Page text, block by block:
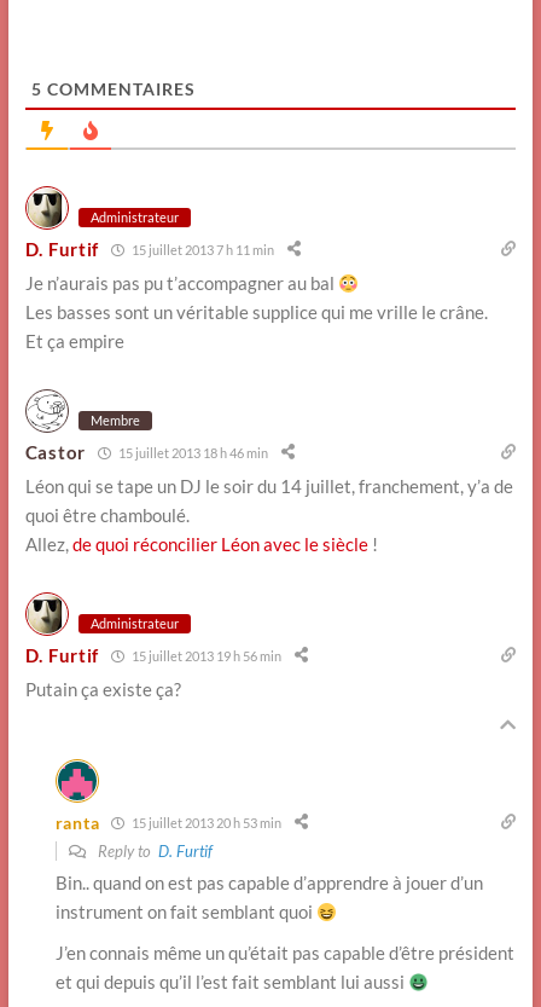
5 COMMENTAIRES
Administrateur
D. Furtif 15 juillet 2013 7 h 11 min
Je n’aurais pas pu t’accompagner au bal
Les basses sont un véritable supplice qui me vrille le crâne.
Et ça empire
Membre
Castor 15 juillet 2013 18 h 46 min
Léon qui se tape un DJ le soir du 14 juillet, franchement, y’a de
quoi être chamboulé.
Allez,de quoi réconcilier Léon avec le siècle!
Administrateur
D. Furtif 15 juillet 2013 19 h 56 min
Putain ça existe ça?
ranta 15 juillet 2013 20 h 53 min
Reply to D. Furtif
Bin.. quand on est pas capable d’apprendre à jouer d’un
instrument on fait semblant quoi
J’en connais même un qu’était pas capable d’être président
et qui depuis qu’il l’est fait semblant lui aussi